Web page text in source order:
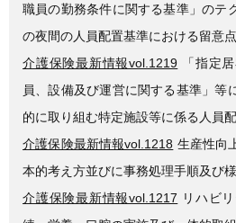
職員の勤務条件に関する基準」のテ
の夜間の人員配置基準における留意
介護保険最新情報vol.1219 「指定
員、設備及び運営に関する基準」等
的に取り組む特定施設等に係る人員
介護保険最新情報vol.1218 生産性向
本的考え方並びに事務処理手順及び
介護保険最新情報vol.1217 リハビ